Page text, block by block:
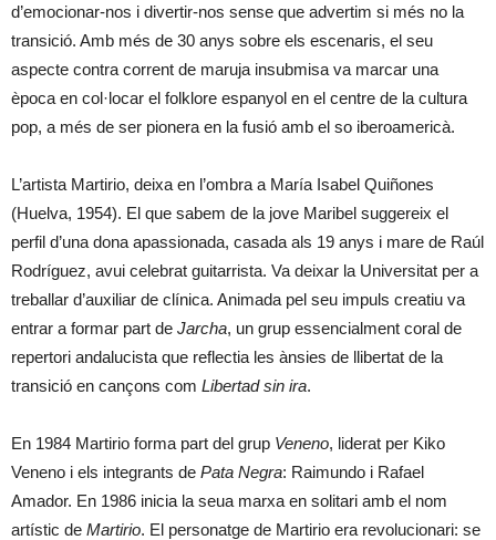
d’emocionar-nos i divertir-nos sense que advertim si més no la
transició. Amb més de 30 anys sobre els escenaris, el seu
aspecte contra corrent de maruja insubmisa va marcar una
època en col·locar el folklore espanyol en el centre de la cultura
pop, a més de ser pionera en la fusió amb el so iberoamericà.
L’artista Martirio, deixa en l’ombra a María Isabel Quiñones
(Huelva, 1954). El que sabem de la jove Maribel suggereix el
perfil d’una dona apassionada, casada als 19 anys i mare de Raúl
Rodríguez, avui celebrat guitarrista. Va deixar la Universitat per a
treballar d’auxiliar de clínica. Animada pel seu impuls creatiu va
entrar a formar part de Jarcha, un grup essencialment coral de
repertori andalucista que reflectia les ànsies de llibertat de la
transició en cançons com Libertad sin ira.
En 1984 Martirio forma part del grup Veneno, liderat per Kiko
Veneno i els integrants de Pata Negra: Raimundo i Rafael
Amador. En 1986 inicia la seua marxa en solitari amb el nom
artístic de Martirio. El personatge de Martirio era revolucionari: se